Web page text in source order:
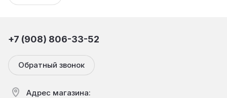
+7 (908) 806-33-52
Обратный звонок
Адрес магазина: